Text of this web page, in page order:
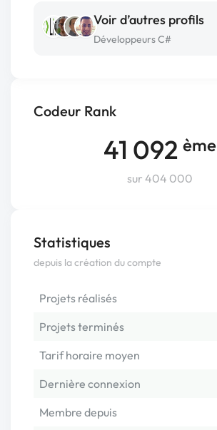
Codeur Rank
41 092 ème
sur 404 000
Statistiques
depuis la création du compte
Projets réalisés
Projets terminés
Tarif horaire moyen
Dernière connexion
Membre depuis
Voir d’autres profils
Développeurs C#